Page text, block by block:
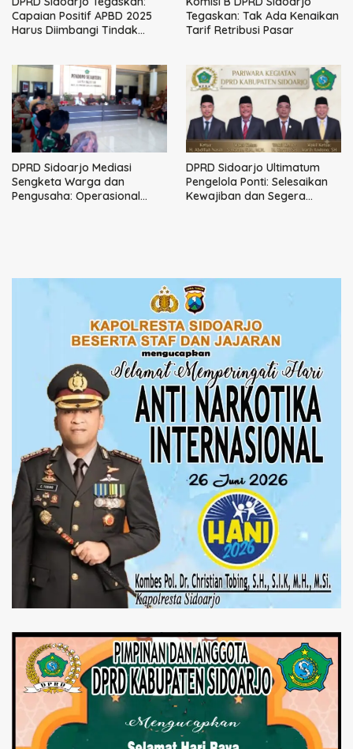
Capaian Positif APBD 2025
Harus Diimbangi Tindak
Tegaskan: Tak Ada Kenaikan
Tarif Retribusi Pasar
DPRD Sidoarjo Mediasi
Sengketa Warga dan
Pengusaha: Operasional
DPRD Sidoarjo Ultimatum
Pengelola Ponti: Selesaikan
Kewajiban dan Segera